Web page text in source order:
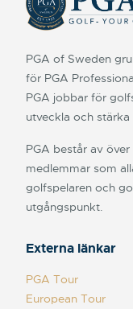
PGA of Sweden
för PGA
PGA jobbar för
utveckla och stärka
PGA består av
medlemmar som
golfspelaren och
utgångspunkt.
Externa länkar
PGA Tour
European Tour